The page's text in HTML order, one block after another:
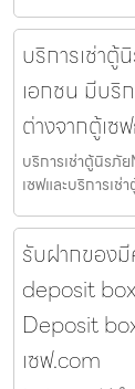
บริการเช่า
เอกชน มีบริ
ต่างจากตู้เซ
บริการเช่าตู้นิรภั
เซฟและบริการเ
รับฝากของ
deposit
Deposit
เซฟ.com